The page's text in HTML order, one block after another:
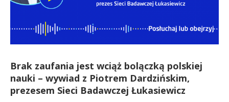
Brak zaufania jest wciąż bolączką polskiej
nauki – wywiad z Piotrem Dardzińskim,
prezesem Sieci Badawczej Łukasiewicz